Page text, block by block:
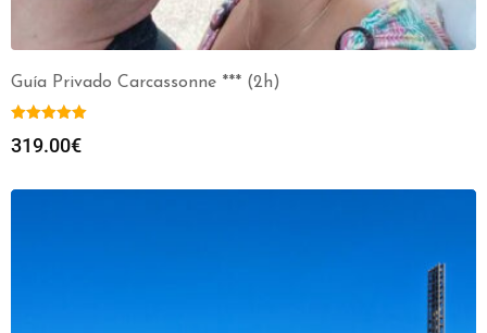
Guía Privado Carcassonne *** (2h)
319.00€